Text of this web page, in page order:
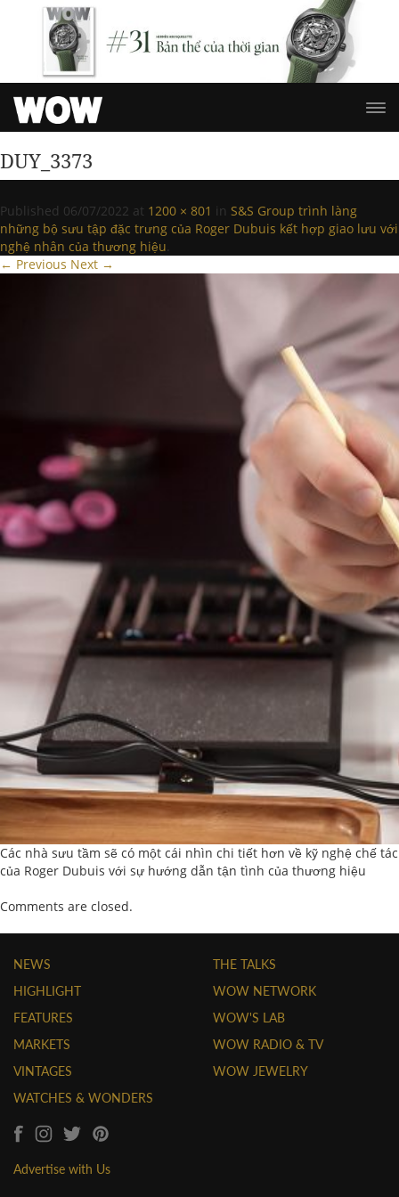
DUY_3373
Published 06/07/2022 at 1200 × 801 in S&S Group trình làng
những bộ sưu tập đặc trưng của Roger Dubuis kết hợp giao lưu với
nghệ nhân của thương hiệu.
← Previous Next →
Các nhà sưu tầm sẽ có một cái nhìn chi tiết hơn về kỹ nghệ chế tác
của Roger Dubuis với sự hướng dẫn tận tình của thương hiệu
Comments are closed.
NEWS
HIGHLIGHT
FEATURES
MARKETS
VINTAGES
WATCHES & WONDERS
THE TALKS
WOW NETWORK
WOW'S LAB
WOW RADIO & TV
WOW JEWELRY
Advertise with Us